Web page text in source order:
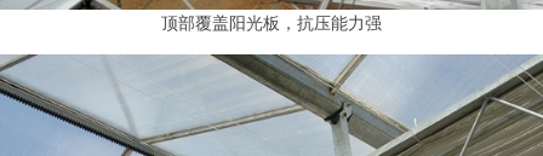
顶部覆盖阳光板，抗压能力强